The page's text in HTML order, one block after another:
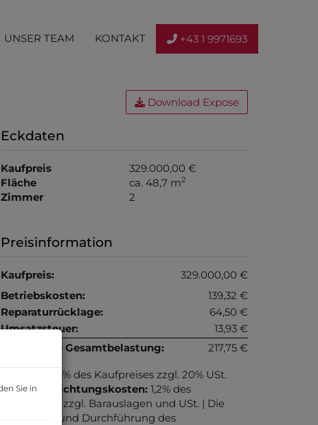
UNSER TEAM KONTAKT +43 1 9971693
Download Expose
Eckdaten
Kaufpreis
329.000,00 €
Fläche
ca. 48,7 m2
Zimmer 2
Preisinformation
Kaufpreis:
329.000,00 €
Betriebskosten:
139,32 €
Reparaturrücklage:
64,50 €
Umsatzsteuer:
13,93 €
monatliche Gesamtbelastung:
217,75 €
3% des Kaufpreises zzgl. 20% USt.
Vertragserrichtungskosten: 1,2% des
Kaufpreises zzgl. Barauslagen und USt. | Die
Errichtung und Durchführung des
Sie in